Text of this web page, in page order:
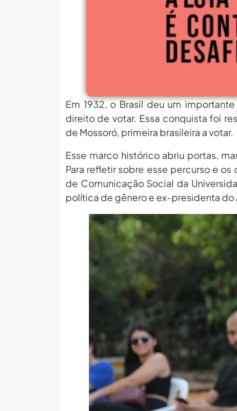
MEC Autoriza 937
Balanço Da 78ª
6 De Agosto: Dia
Balanço Da 78ª
6 De Agosto: Dia
PROIFES Celebra
MEC Autoriza 937
Em 1932, o Brasil deu um
direito de votar. Essa conquista foi
de Mossoró, primeira brasileira a votar.
Esse marco histórico abriu portas,
Para refletir sobre esse percurso e
de Comunicação Social da
política de gênero e ex-presidenta